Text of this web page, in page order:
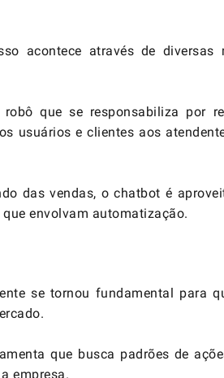
acontece através de diversas
que se responsabiliza por
usuários e clientes aos
das vendas, o chatbot é
envolvam automatização.
se tornou fundamental para
que busca padrões de
empresa.